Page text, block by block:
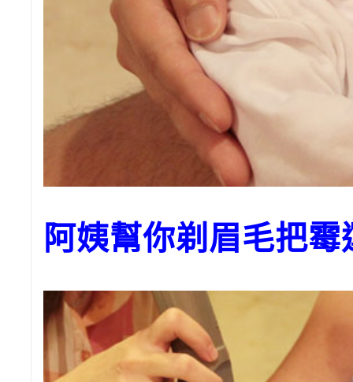
阿姨幫你剃眉毛把